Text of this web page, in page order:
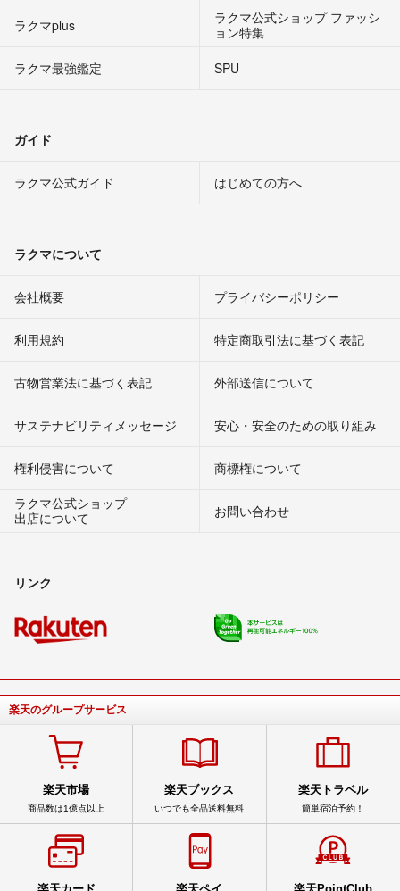
ラクマplus
ラクマ公式ショップ ファッシ
ョン特集
ラクマ最強鑑定
SPU
ガイド
ラクマ公式ガイド はじめての方へ
ラクマについて
会社概要 プライバシーポリシー
利用規約 特定商取引法に基づく表記
古物営業法に基づく表記 外部送信について
サステナビリティメッセージ 安心・安全のための取り組み
権利侵害について
商標権について
ラクマ公式ショップ
出店について
お問い合わせ
リンク
楽天のグループサービス
楽天市場
商品数は1億点以上
楽天ブックス
いつでも全品送料無料
楽天トラベル
簡単宿泊予約！